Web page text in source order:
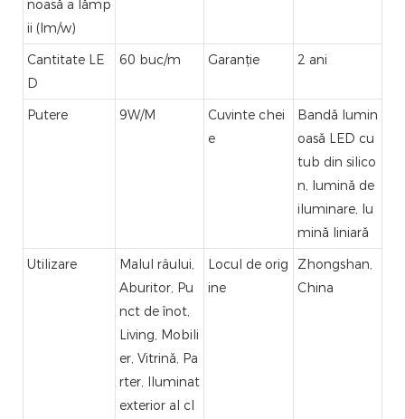
noasă a lămp
ii (lm/w)
Cantitate LE
D
60 buc/m Garanție 2 ani
Putere 9W/M
Cuvinte chei
e
Bandă lumin
oasă LED cu
tub din silico
n, lumină de
iluminare, lu
mină liniară
Utilizare
Malul râului,
Aburitor, Pu
nct de înot,
Living, Mobili
er, Vitrină, Pa
rter, Iluminat
exterior al cl
Locul de orig
ine
Zhongshan,
China